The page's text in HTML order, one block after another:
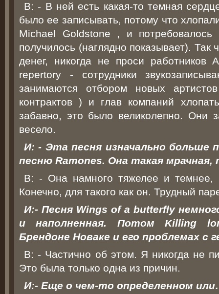
В: - В ней есть какая-то темная
было ее записывать, потому что
Michael Goldstone , и
получилось (наглядно показывает). Так
денег, никогда не проси
repertory - сотрудники
занимаются отбором новых
контрактов ) и глав компаний
забавно, это было великолепно. Они
весело.
И: - Эта песня изначально больше
песню Ramones. Она такая
В: - Она намного тяжелее и темнее,
Конечно, для такого как он. Трудный
И:- Песня Wings of a butterfly
и наполненная. Потом Killing
Брендоне Новаке и его проблемах с
В: - Частично об этом. Я никогда не
Это была только одна из причин.
И:- Еще о чем-то определенном